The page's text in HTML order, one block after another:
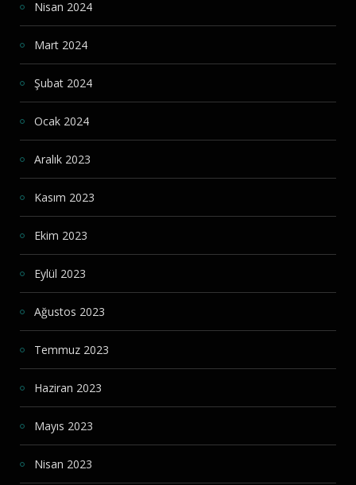
Nisan 2024
Mart 2024
Şubat 2024
Ocak 2024
Aralık 2023
Kasım 2023
Ekim 2023
Eylül 2023
Ağustos 2023
Temmuz 2023
Haziran 2023
Mayıs 2023
Nisan 2023